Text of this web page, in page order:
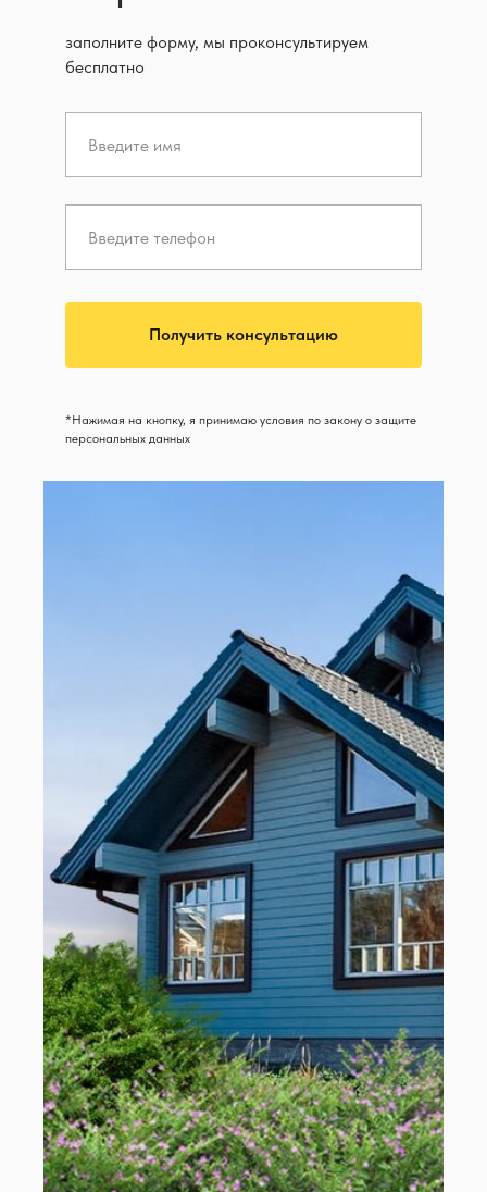
заполните форму, мы проконсультируем
бесплатно
Получить консультацию
*Нажимая на кнопку, я принимаю условия по закону о защите
персональных данных